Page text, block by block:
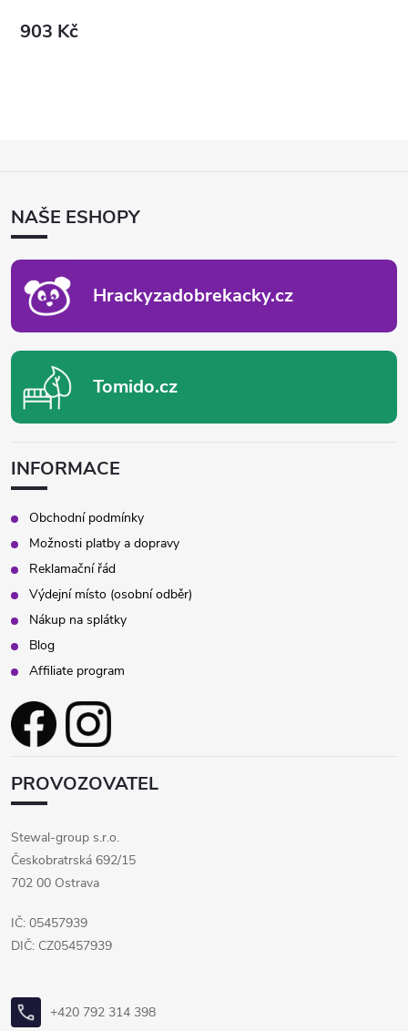
903 Kč
ANAŠE ESHOPY
Hrackyzadobrekacky.cz
Tomido.cz
INFORMACE
Obchodní podmínky
Možnosti platby a dopravy
Reklamační řád
Výdejní místo (osobní odběr)
Nákup na splátky
Blog
Affiliate program
PROVOZOVATEL
Stewal-group s.r.o.
Českobratrská 692/15
702 00 Ostrava
IČ: 05457939
DIČ: CZ05457939
+420 792 314 398